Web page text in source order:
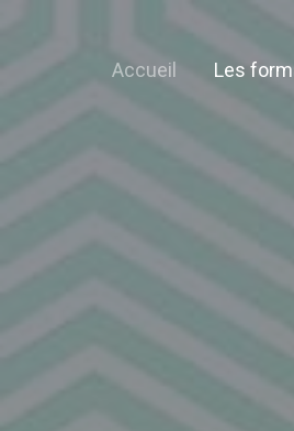
Accueil Les